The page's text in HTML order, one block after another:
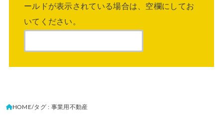
ールドが表示されている場合は、空欄にしてお
いてください。
HOME タグ : 事業用不動産